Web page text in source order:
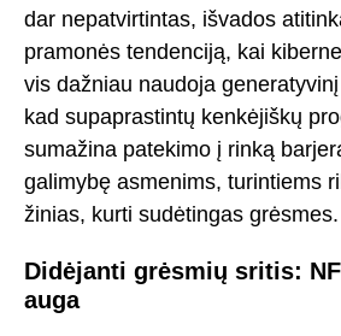
dar nepatvirtintas, išvados
pramonės tendenciją, kai
vis dažniau naudoja
kad supaprastintų kenkėjiškų
sumažina patekimo į rinką
galimybę asmenims, turintiems
žinias, kurti sudėtingas grėsmes.
Didėjanti grėsmių sritis:
auga